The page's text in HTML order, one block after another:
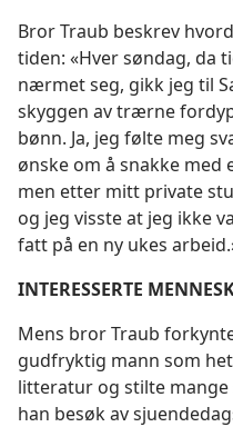
Bror Traub beskrev
tiden: «Hver søndag, da
nærmet seg, gikk jeg til
skyggen av trærne
bønn. Ja, jeg følte meg
ønske om å snakke med
men etter mitt private
og jeg visste at jeg ikke
fatt på en ny ukes
INTERESSERTE
Mens bror Traub
gudfryktig mann som
litteratur og stilte
han besøk av